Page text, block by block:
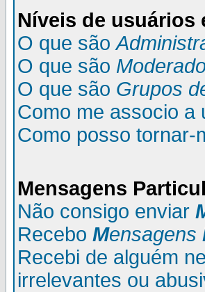
Níveis de usuários
O que são
O que são
O que são Grupos
Como me associo a
Como posso tornar-
Mensagens P
Não consigo enviar
Recebo Mensagens
Recebi de alguém
irrelevantes ou